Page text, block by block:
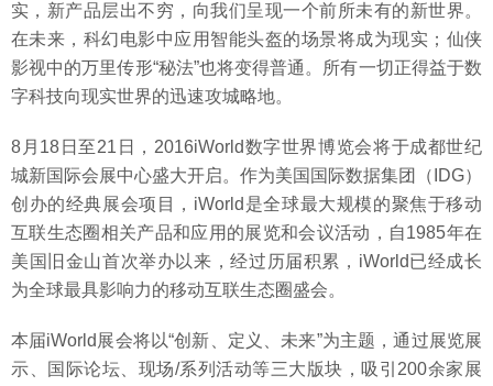
实，新产品层出不穷，向我们呈现一个前所未有的新世界。
在未来，科幻电影中应用智能头盔的场景将成为现实；仙侠
影视中的万里传形“秘法”也将变得普通。所有一切正得益于数
字科技向现实世界的迅速攻城略地。
8月18日至21日，2016iWorld数字世界博览会将于成都世纪
城新国际会展中心盛大开启。作为美国国际数据集团（IDG）
创办的经典展会项目，iWorld是全球最大规模的聚焦于移动
互联生态圈相关产品和应用的展览和会议活动，自1985年在
美国旧金山首次举办以来，经过历届积累，iWorld已经成长
为全球最具影响力的移动互联生态圈盛会。
本届iWorld展会将以“创新、定义、未来”为主题，通过展览展
示、国际论坛、现场/系列活动等三大版块，吸引200余家展